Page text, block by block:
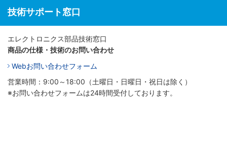
技術サポート窓口
エレクトロニクス部品技術窓口
商品の仕様・技術のお問い合わせ
Webお問い合わせフォーム
営業時間：9:00～18:00（土曜日・日曜日・祝日は除く）
※お問い合わせフォームは24時間受付しております。